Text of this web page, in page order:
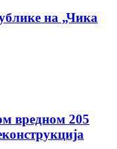
на „Чика
вредном 205